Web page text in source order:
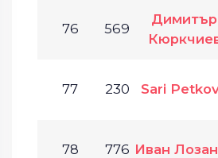
76 569
Димитър
77 230 Sari
78 776 Иван